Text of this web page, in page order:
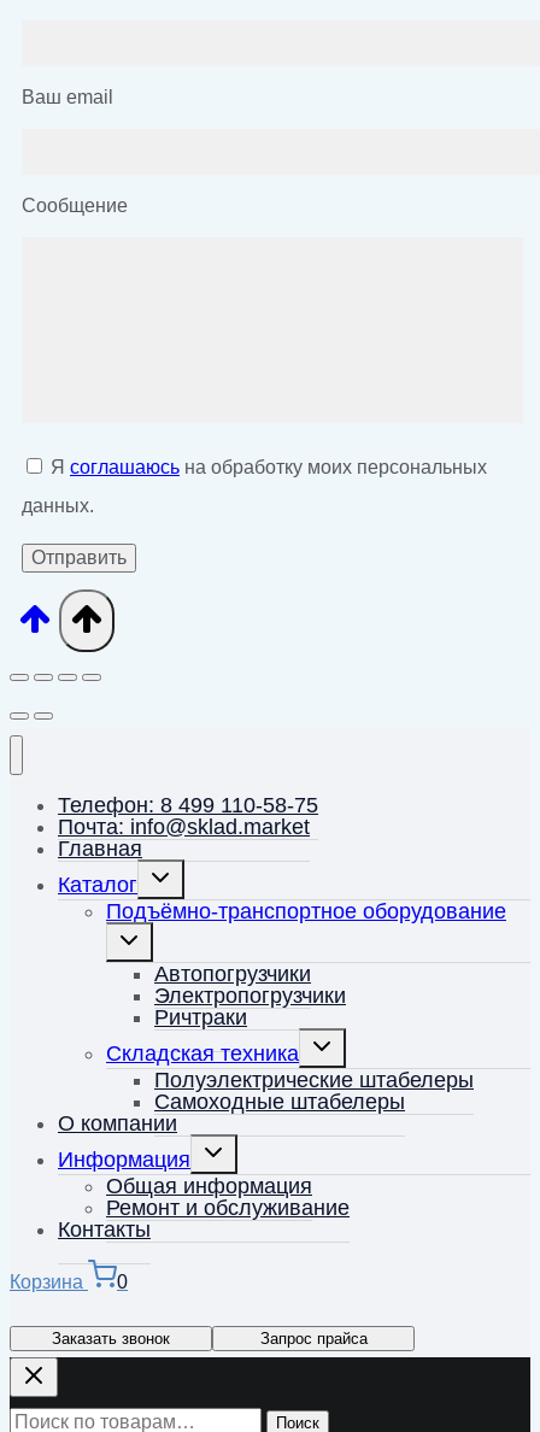
Ваш email
Сообщение
Я соглашаюсь на обработку моих персональных
данных.
Телефон: 8 499 110-58-75
Почта: info@sklad.market
Главная
Каталог
Переключить
дочернее
меню
Подъёмно-транспортное оборудование
Переключить
дочернее
менюАвтопогрузчики
Электропогрузчики
Ричтраки
Складская техника
Переключить
дочернее
меню
Полуэлектрические штабелеры
Самоходные штабелеры
О компании
Информация
Переключить
дочернее
меню
Общая информация
Ремонт и обслуживание
Контакты
Корзина 0
Заказать звонок Запрос прайса
Искать: Поиск